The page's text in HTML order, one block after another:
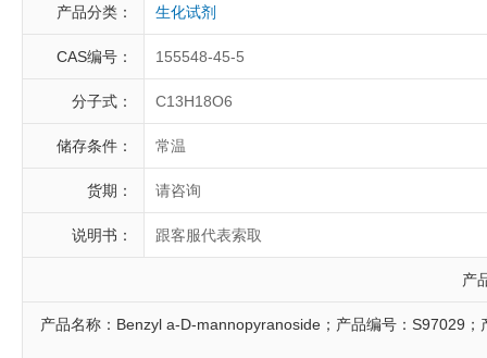
LGC Maine Standards
Abbexa AbD Serotec
产品分类： 生化试剂
CAS编号： 155548-45-5
分子式： C13H18O6
储存条件： 常温
货期： 请咨询
说明书： 跟客服代表索取
产
产品名称：Benzyl a-D-mannopyranoside；产品编号：S97029